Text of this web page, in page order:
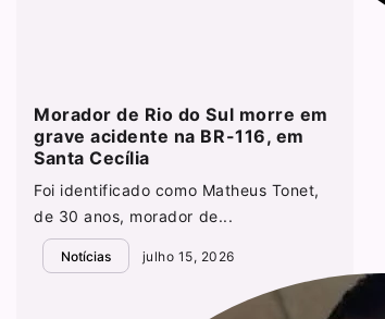
Morador de Rio do Sul morre em
grave acidente na BR-116, em
Santa Cecília
Foi identificado como Matheus Tonet,
de 30 anos, morador de...
Notícias julho 15, 2026